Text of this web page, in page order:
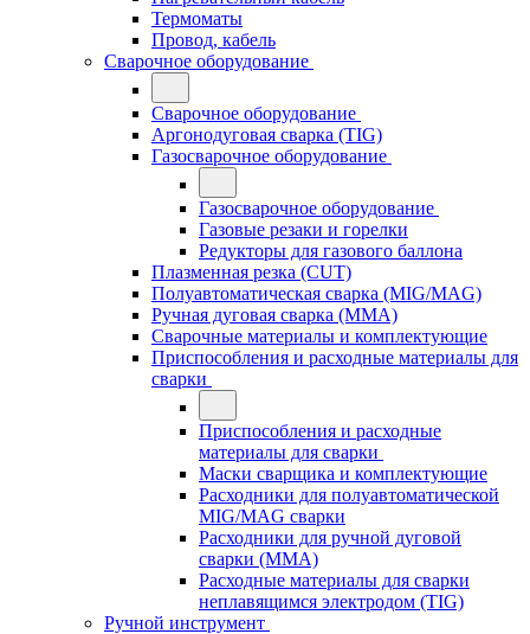
Термоматы
Провод, кабель
Сварочное оборудование
Сварочное оборудование
Аргонодуговая сварка (TIG)
Газосварочное оборудование
Газосварочное оборудование
Газовые резаки и горелки
Редукторы для газового баллона
Плазменная резка (CUT)
Полуавтоматическая сварка (MIG/MAG)
Ручная дуговая сварка (MMA)
Сварочные материалы и комплектующие
Приспособления и расходные материалы для
сварки
Приспособления и расходные
материалы для сварки
Маски сварщика и комплектующие
Расходники для полуавтоматической
MIG/MAG сварки
Расходники для ручной дуговой
сварки (MMA)
Расходные материалы для сварки
неплавящимся электродом (TIG)
Ручной инструмент